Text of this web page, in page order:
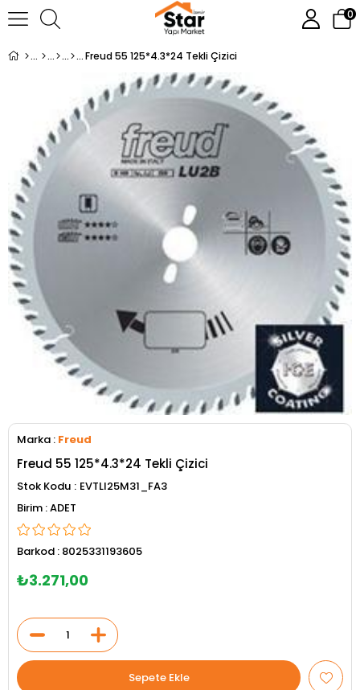
0
Freud 55 125*4.3*24 Tekli Çizici
Marka : Freud
Freud 55 125*4.3*24 Tekli Çizici
Stok Kodu
EVTLI25M31_FA3
ADET
Barkod : 8025331193605
₺3.271,00